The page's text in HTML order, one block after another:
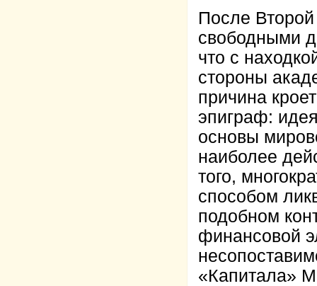
После
свободными
что с
стороны
причина
эпиграф:
основы
наиболее
того,
способом
подобном
финансовой
«Капитала»